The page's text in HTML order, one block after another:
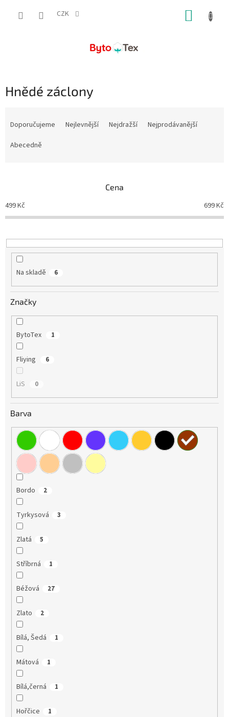
CZK
Hnědé záclony
o
d
k
t
Doporučujeme Nejlevnější Nejdražší
Nejprodávanější
Abecedně
Cena
499Kč 699Kč
Na skladě 6
Značky
BytoTex 1
Fliying 6
LiS 0
Barva
Bordo 2
Tyrkysová 3
Zlatá 5
Stříbrná 1
Béžová 27
Zlato 2
Bílá, Šedá 1
Mátová 1
Bílá,černá 1
Hořčice 1